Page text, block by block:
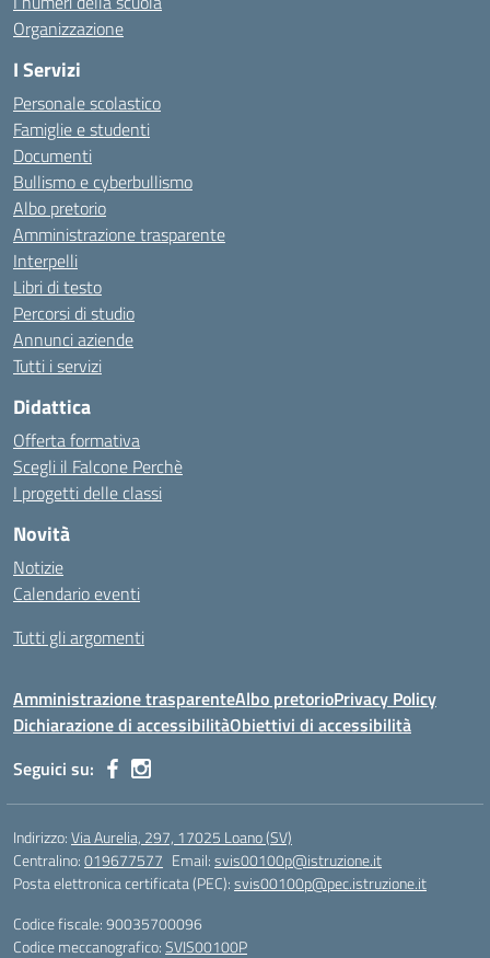
Organizzazione
I Servizi
Personale scolastico
Famiglie e studenti
Documenti
Bullismo e cyberbullismo
Albo pretorio
Amministrazione trasparente
Interpelli
Libri di testo
Percorsi di studio
Annunci aziende
Tutti i servizi
Didattica
Offerta formativa
Scegli il Falcone Perchè
I progetti delle classi
Novità
Notizie
Calendario eventi
Tutti gli argomenti
Amministrazione trasparenteAlbo pretorioPrivacy Policy
Dichiarazione di accessibilitàObiettivi di accessibilità
Seguici su:
Indirizzo:Via Aurelia, 297, 17025 Loano (SV)
Centralino:019677577 Email:svis00100p@istruzione.it
Posta elettronica certificata (PEC):svis00100p@pec.istruzione.it
Codice fiscale: 90035700096
Codice meccanografico:SVIS00100P